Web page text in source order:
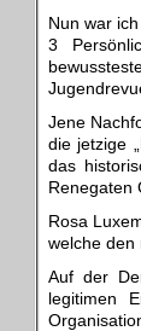
Nun war
3
Jene
die jetzige
das
Renegaten
Rosa
welche den
Auf der
legitimen